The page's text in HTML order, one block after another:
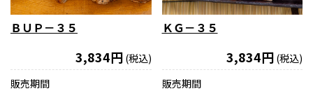
ＢＵＰ－３５
3,834円 (税込)
販売期間
ＫＧ－３５
3,834円 (税込)
販売期間